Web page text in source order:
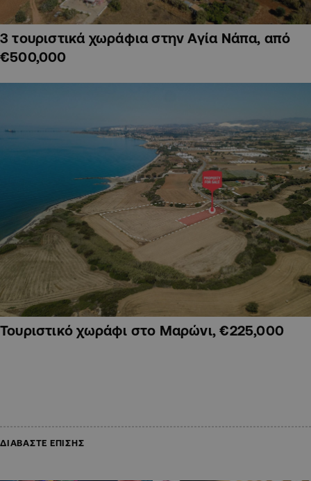
3 τουριστικά χωράφια στην Αγία Νάπα, από
€500,000
Τουριστικό χωράφι στο Μαρώνι, €225,000
ΔΙΑΒΑΣΤΕ ΕΠΙΣΗΣ